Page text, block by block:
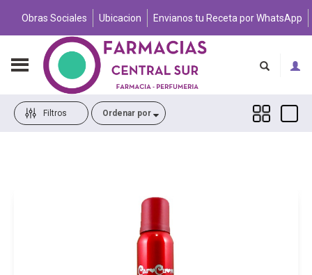
Obras Sociales Ubicacion Envianos tu Receta por WhatsApp
Filtros